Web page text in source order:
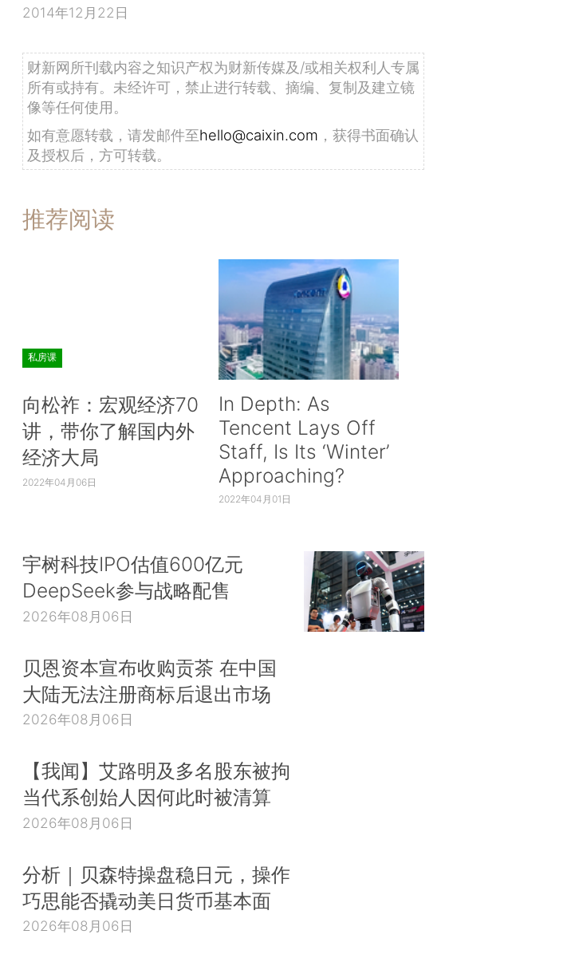
2014年12月22日
财新网所刊载内容之知识产权为财新传媒及/或相关权利人专属
所有或持有。未经许可，禁止进行转载、摘编、复制及建立镜
像等任何使用。
如有意愿转载，请发邮件至hello@caixin.com ，获得书面确认
及授权后，方可转载。
推荐阅读
私房课
向松祚：宏观经济70
讲，带你了解国内外
经济大局
2022年04月06日
In Depth: As
Tencent Lays Off
Staff, Is Its ‘Winter’
Approaching?
2022年04月01日
宇树科技IPO估值600亿元
DeepSeek参与战略配售
2026年08月06日
贝恩资本宣布收购贡茶 在中国
大陆无法注册商标后退出市场
2026年08月06日
【我闻】艾路明及多名股东被拘
当代系创始人因何此时被清算
2026年08月06日
分析｜贝森特操盘稳日元，操作
巧思能否撬动美日货币基本面
2026年08月06日